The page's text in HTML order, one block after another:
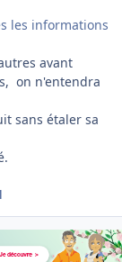
les informations
avant
on n'entendra
sans étaler sa